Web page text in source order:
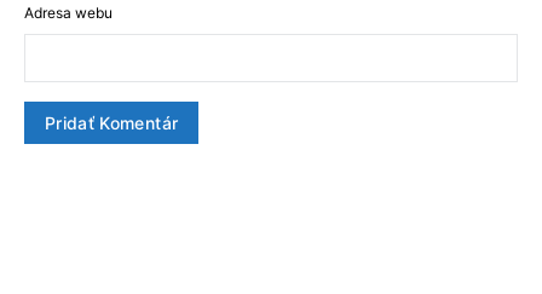
Adresa webu